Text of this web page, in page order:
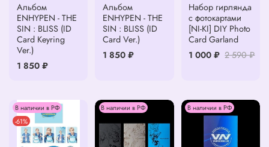
Альбом
ENHYPEN - THE
SIN : BLISS (ID
Card Keyring
Ver.)
1 850 ₽
Альбом
ENHYPEN - THE
SIN : BLISS (ID
Card Ver.)
1 850 ₽
Набор гирлянда
с фотокартами
[NI-KI] DIY Photo
Card Garland
1 000 ₽ 2 590 ₽
В наличии в РФ
-61%
В наличии в РФ В наличии в РФ